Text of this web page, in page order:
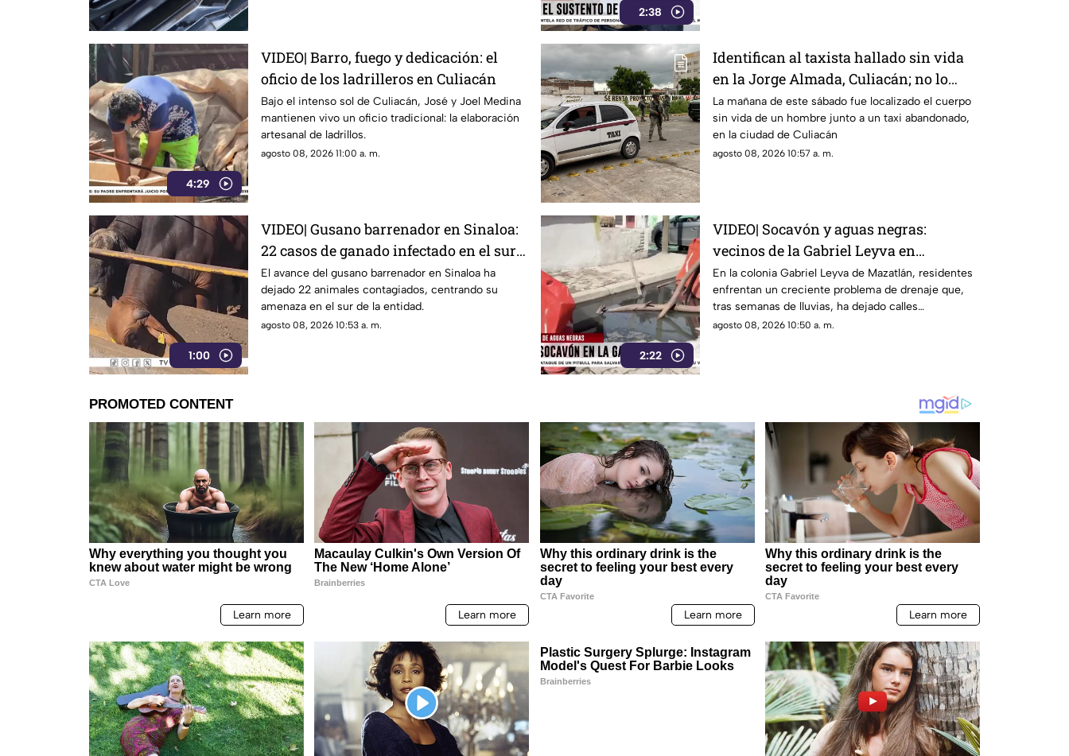
2:38
4:29
VIDEO| Barro, fuego y dedicación: el
oficio de los ladrilleros en Culiacán
Bajo el intenso sol de Culiacán, José y Joel Medina
mantienen vivo un oficio tradicional: la elaboración
artesanal de ladrillos.
agosto 08, 2026 11:00 a. m.
Identifican al taxista hallado sin vida
en la Jorge Almada, Culiacán; no lo
veían desde la noche anterior
La mañana de este sábado fue localizado el cuerpo
sin vida de un hombre junto a un taxi abandonado,
en la ciudad de Culiacán
agosto 08, 2026 10:57 a. m.
1:00
VIDEO| Gusano barrenador en Sinaloa:
22 casos de ganado infectado en el sur
del estado
El avance del gusano barrenador en Sinaloa ha
dejado 22 animales contagiados, centrando su
amenaza en el sur de la entidad.
agosto 08, 2026 10:53 a. m.
2:22
VIDEO| Socavón y aguas negras:
vecinos de la Gabriel Leyva en
Mazatlán piden atención urgente
En la colonia Gabriel Leyva de Mazatlán, residentes
enfrentan un creciente problema de drenaje que,
tras semanas de lluvias, ha dejado calles
intransitables.
agosto 08, 2026 10:50 a. m.